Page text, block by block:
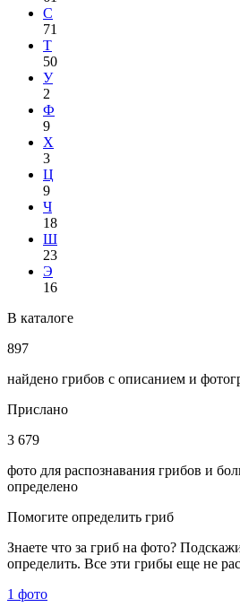
С
71
Т
50
У
2
Ф
9
Х
3
Ц
9
Ч
18
Ш
23
Э
16
В каталоге
897
найдено грибов с описанием и
Прислано
3 679
фото для распознавания грибов и
определено
Помогите определить гриб
Знаете что за гриб на фото?
определить. Все эти грибы еще не
1 фото